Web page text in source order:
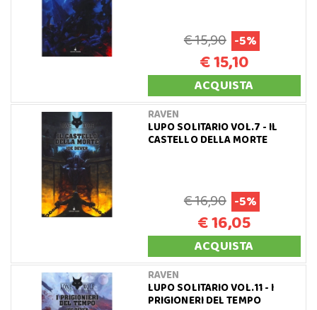
€ 15,90 -5%
€ 15,10
ACQUISTA
RAVEN
LUPO SOLITARIO VOL.7 - IL
CASTELLO DELLA MORTE
€ 16,90 -5%
€ 16,05
ACQUISTA
RAVEN
LUPO SOLITARIO VOL.11 - I
PRIGIONERI DEL TEMPO